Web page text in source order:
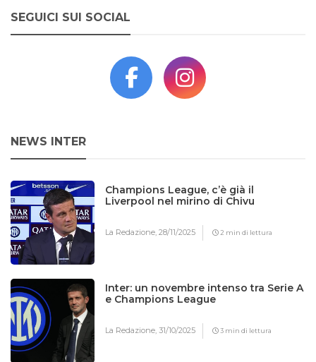
SEGUICI SUI SOCIAL
NEWS INTER
Champions League, c’è già il
Liverpool nel mirino di Chivu
La Redazione,28/11/2025 2 min di lettura
Inter: un novembre intenso tra Serie A
e Champions League
La Redazione,31/10/2025 3 min di lettura